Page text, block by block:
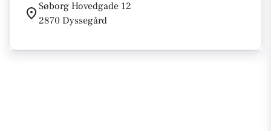
Søborg Hovedgade 12
2870 Dyssegård